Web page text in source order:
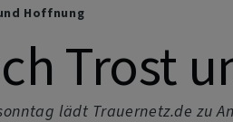
Hoffnung
Trost
lädt Trauernetz.de zu